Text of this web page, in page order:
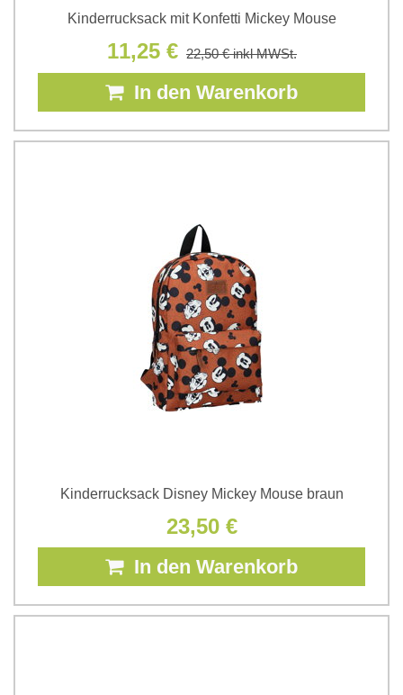
Kinderrucksack mit Konfetti Mickey Mouse
11,25 € 22,50 €inkl MWSt.
In den Warenkorb
Kinderrucksack Disney Mickey Mouse braun
23,50 €
In den Warenkorb